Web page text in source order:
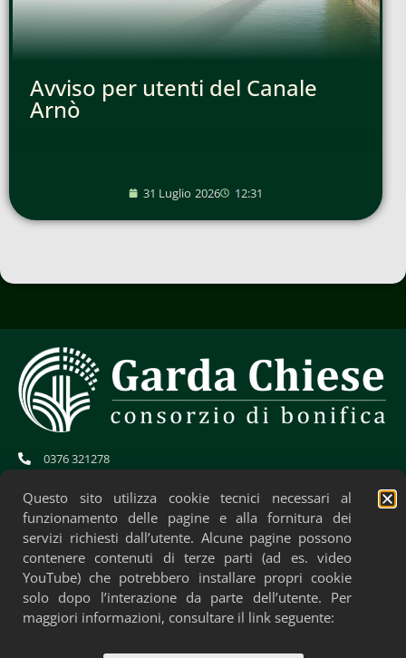
Avviso per utenti del Canale
Arnò
31 Luglio 2026 12:31
0376 321278
cb.gardachiese-bonifica@pec.regione.lombardia.it
CF: 01706580204
Questo sito utilizza cookie tecnici necessari al
funzionamento delle pagine e alla fornitura dei
servizi richiesti dall’utente. Alcune pagine possono
contenere contenuti di terze parti (ad es. video
YouTube) che potrebbero installare propri cookie
solo dopo l’interazione da parte dell’utente. Per
maggiori informazioni, consultare il link seguente: